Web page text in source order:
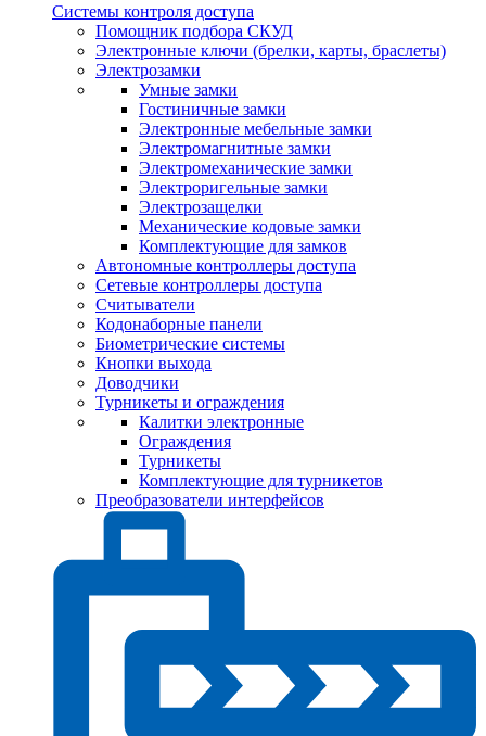
Системы контроля доступа
Помощник подбора СКУД
Электронные ключи (брелки, карты, браслеты)
Электрозамки
Умные замки
Гостиничные замки
Электронные мебельные замки
Электромагнитные замки
Электромеханические замки
Электроригельные замки
Электрозащелки
Механические кодовые замки
Комплектующие для замков
Автономные контроллеры доступа
Сетевые контроллеры доступа
Считыватели
Кодонаборные панели
Биометрические системы
Кнопки выхода
Доводчики
Турникеты и ограждения
Калитки электронные
Ограждения
Турникеты
Комплектующие для турникетов
Преобразователи интерфейсов